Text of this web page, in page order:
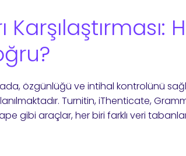
özgünlüğü ve intihal kontrolünü
Turnitin, iThenticate,
gibi araçlar, her biri farklı veri